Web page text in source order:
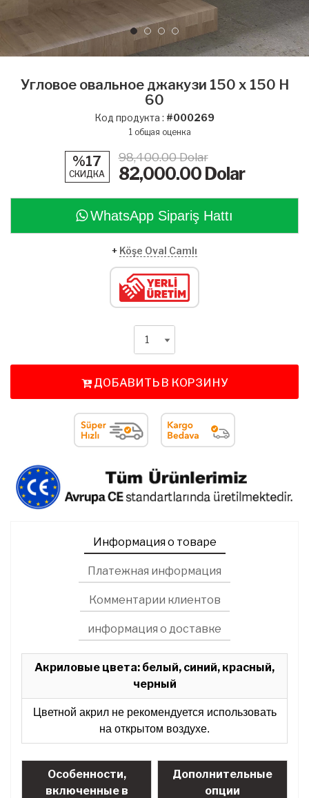
Угловое овальное джакузи 150 x 150 H
60
Код продукта : #000269
1 общая оценка
%17
СКИДКА
98,400.00 Dolar
82,000.00Dolar
WhatsApp Sipariş Hattı
+ Köşe Oval Camlı
ДОБАВИТЬ В КОРЗИНУ
Информация о товаре
Платежная информация
Комментарии клиентов
информация о доставке
Акриловые цвета: белый, синий, красный,
черный
Цветной акрил не рекомендуется использовать
на открытом воздухе.
Особенности,
включенные в
Дополнительные
опции